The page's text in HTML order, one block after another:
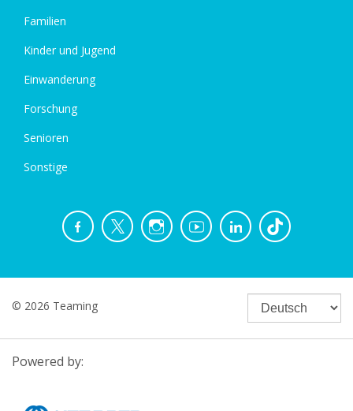
Familien
Kinder und Jugend
Einwanderung
Forschung
Senioren
Sonstige
© 2026 Teaming
Powered by: